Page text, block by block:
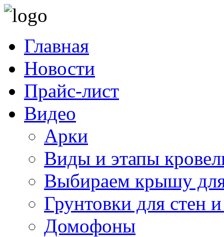
Главная
Новости
Прайс-лист
Видео
Арки
Виды и этапы
Выбираем крышу
Грунтовки для стен
Домофоны